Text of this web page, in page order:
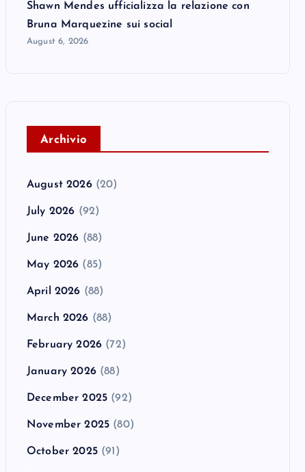
Shawn Mendes ufficializza la relazione con
Bruna Marquezine sui social
August 6, 2026
Archivio
August 2026(20)
July 2026 (92)
June 2026 (88)
May 2026 (85)
April 2026 (88)
March 2026 (88)
February 2026 (72)
January 2026(88)
December 2025 (92)
November 2025 (80)
October 2025(91)